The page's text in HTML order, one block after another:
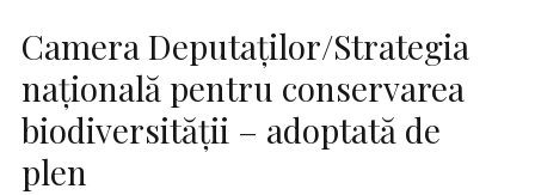
Camera Deputaţilor/Strategia
naţională pentru conservarea
biodiversităţii – adoptată de
plen